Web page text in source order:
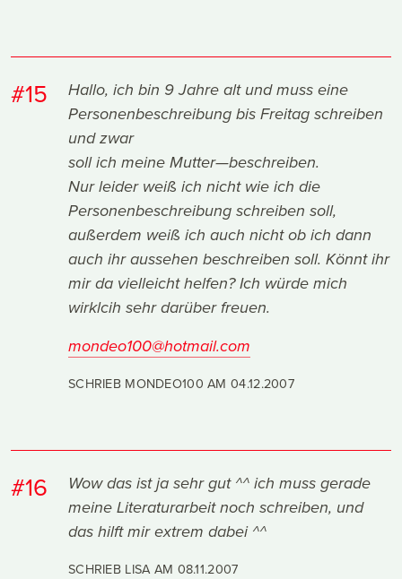
#15
Hallo, ich bin 9 Jahre alt und muss eine
Personenbeschreibung bis Freitag schreiben
und zwar
soll ich meine Mutter—beschreiben.
Nur leider weiß ich nicht wie ich die
Personenbeschreibung schreiben soll,
außerdem weiß ich auch nicht ob ich dann
auch ihr aussehen beschreiben soll. Könnt ihr
mir da vielleicht helfen? Ich würde mich
wirklcih sehr darüber freuen.
mondeo100@hotmail.com
SCHRIEB MONDEO100 AM04.12.2007
#16
Wow das ist ja sehr gut ^^ ich muss gerade
meine Literaturarbeit noch schreiben, und
das hilft mir extrem dabei ^^
SCHRIEB LISA AM 08.11.2007